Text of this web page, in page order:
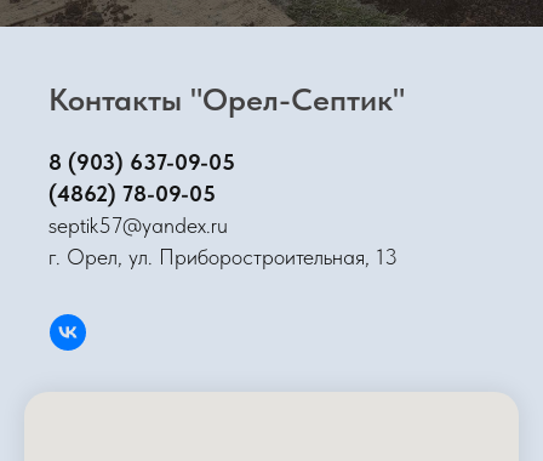
Контакты "Орел-Септик"
8 (903) 637-09-05
(4862) 78-09-05
septik57@yandex.ru
г. Орел, ул. Приборостроительная, 13